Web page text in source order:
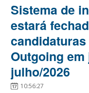
Sistema de
estará
Outgoing em
julho/2026
10:56:27